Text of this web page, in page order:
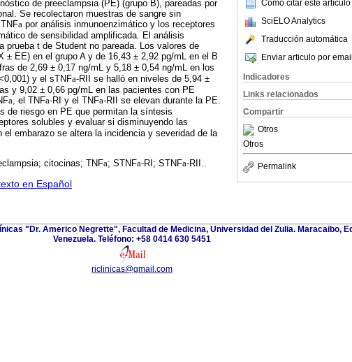
Como citar este artículo
SciELO Analytics
Traducción automática
Enviar articulo por email
Indicadores
Links relacionados
Compartir
Otros
Otros
Permalink
de preeclampsia (PE) (grupo B), pareadas por
Se recolectaron muestras de sangre sin
a por análisis inmunoenzimático y los receptores
de sensibilidad amplificada. El análisis
prueba t de Student no pareada. Los valores de
± EE) en el grupo A y de 16,43 ± 2,92 pg/mL en el B
de 2,69 ± 0,17 ng/mL y 5,18 ± 0,54 ng/mL en los
y el sTNFa-RII se halló en niveles de 5,94 ±
y 9,02 ± 0,66 pg/mL en las pacientes con PE
a, el TNFa-RI y el TNFa-RII se elevan durante la PE.
de riesgo en PE que permitan la síntesis
solubles y evaluar si disminuyendo las
embarazo se altera la incidencia y severidad de la
citocinas; TNFa; STNFa-RI; STNFa-RII..
en Español
"Dr. Americo Negrette", Facultad de Medicina, Universidad del Zulia. Maracaibo,
Venezuela. Teléfono: +58 0414 630 5451
riclinicas@gmail.com